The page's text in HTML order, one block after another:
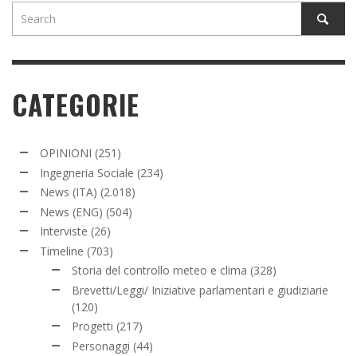
CATEGORIE
OPINIONI (251)
Ingegneria Sociale (234)
News (ITA) (2.018)
News (ENG) (504)
Interviste (26)
Timeline (703)
Storia del controllo meteo e clima (328)
Brevetti/Leggi/ Iniziative parlamentari e giudiziarie
(120)
Progetti (217)
Personaggi (44)